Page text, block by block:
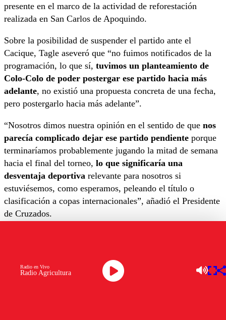
presente en el marco de la actividad de reforestación
realizada en San Carlos de Apoquindo.
Sobre la posibilidad de suspender el partido ante el
Cacique, Tagle aseveró que “no fuimos notificados de la
programación, lo que sí, tuvimos un planteamiento de
Colo-Colo de poder postergar ese partido hacia más
adelante, no existió una propuesta concreta de una fecha,
pero postergarlo hacia más adelante”.
“Nosotros dimos nuestra opinión en el sentido de que nos
parecía complicado dejar ese partido pendiente porque
terminaríamos probablemente jugando la mitad de semana
hacia el final del torneo, lo que significaría una
desventaja deportiva relevante para nosotros si
estuviésemos, como esperamos, peleando el título o
clasificación a copas internacionales”, añadió el Presidente
de Cruzados.
no sabemos. Escuchamos que podría ser el jueves 12 de
septiembre o el viernes 13 y en ese sentido lo que se
Radio Agricultura
Radio en Vivo